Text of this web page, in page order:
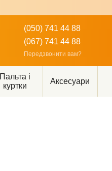
(050) 741 44 88
(067) 741 44 88
Передзвонити вам?
Пальта і
куртки
Аксесуари